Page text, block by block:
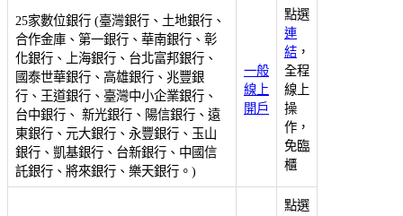
25家數位銀行 (臺灣銀行、土地銀行、
合作金庫、第一銀行、華南銀行、彰
化銀行、上海銀行、台北富邦銀行、
國泰世華銀行、高雄銀行、兆豐銀
行、王道銀行、臺灣中小企業銀行、
台中銀行、 新光銀行、陽信銀行、遠
東銀行、元大銀行、永豐銀行、玉山
銀行、凱基銀行、台新銀行、中國信
託銀行、將來銀行、樂天銀行。)
一般
線上
開戶
點選
連
結 ，
全程
線上
操
作，
免臨
櫃
點選